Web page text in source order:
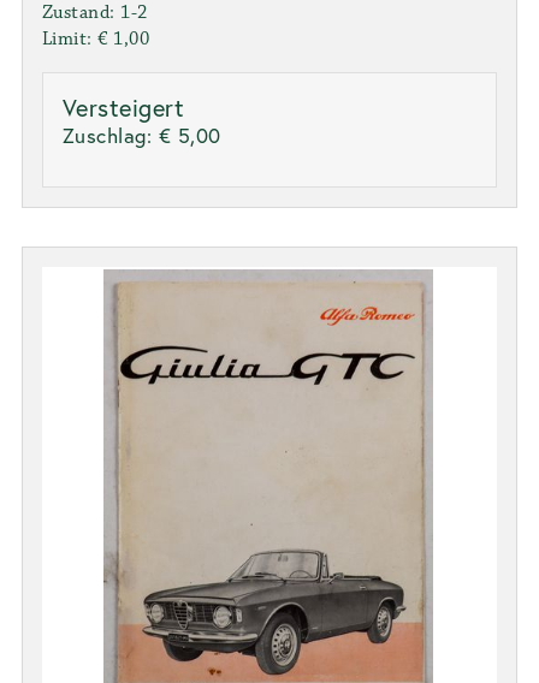
Zustand: 1-2
Limit: € 1,00
Versteigert
Zuschlag: € 5,00